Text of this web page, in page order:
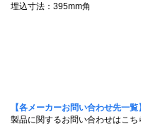
埋込寸法：395mm角
【各メーカーお問い合わせ先一覧】
製品に関するお問い合わせはこち